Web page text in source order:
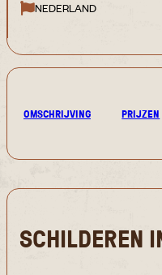
NEDERLAND
OMSCHRIJVING PRIJZEN
SCHILDEREN